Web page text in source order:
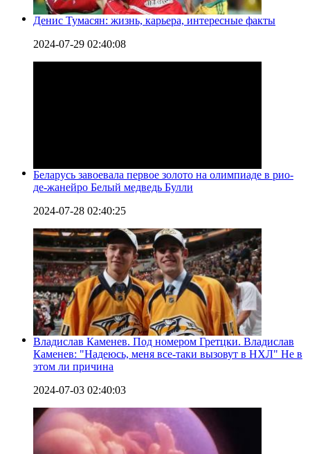
Денис Тумасян: жизнь, карьера, интересные факты
2024-07-29 02:40:08
Беларусь завоевала первое золото на олимпиаде в рио-
де-жанейро Белый медведь Булли
2024-07-28 02:40:25
Владислав Каменев. Под номером Гретцки. Владислав
Каменев: "Надеюсь, меня все-таки вызовут в НХЛ" Не в
этом ли причина
2024-07-03 02:40:03